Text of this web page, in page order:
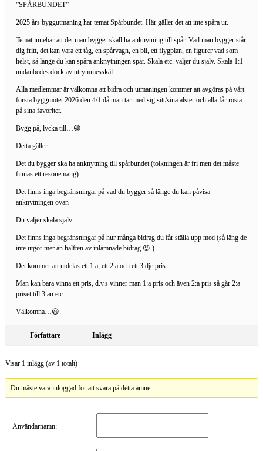
”SPÅRBUNDET”
2025 års byggutmaning har temat Spårbundet. Här gäller det att inte spåra ur.
Temat innebär att det man bygger skall ha anknytning till spår. Vad man bygger står
dig fritt, det kan vara ett tåg, en spårvagn, en bil, ett flygplan, en figurer vad som
helst, så länge du kan spåra anknytningen spår. Skala etc. väljer du själv. Skala 1:1
undanbedes dock av utrymmesskäl.
Alla medlemmar är välkomna att bidra och utmaningen kommer att avgöras på vårt
första byggmötet 2026 den 4/1 då man tar med sig sitt/sina alster och alla får rösta
på sina favoriter.
Bygg på, lycka till…😃
Detta gäller:
Det du bygger ska ha anknytning till spårbundet (tolkningen är fri men det måste
finnas ett resonemang).
Det finns inga begränsningar på vad du bygger så länge du kan påvisa
anknytningen ovan
Du väljer skala själv
Det finns inga begränsningar på hur många bidrag du får ställa upp med (så läng de
inte utgör mer än hälften av inlämnade bidrag 😉 )
Det kommer att utdelas ett 1:a, ett 2:a och ett 3:dje pris.
Man kan bara vinna ett pris, d.v.s vinner man 1:a pris och även 2:a pris så går 2:a
priset till 3:an etc.
Välkomna…😃
Författare Inlägg
Visar 1 inlägg (av 1 totalt)
Du måste vara inloggad för att svara på detta ämne.
Användarnamn: